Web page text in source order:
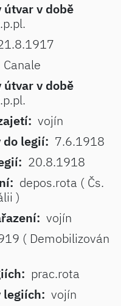
v době
Canale
v době
vojín
do legií: 7.6.1918
20.8.1918
depos.rota ( Čs.
)
vojín
( Demobilizován
prac.rota
legiích: vojín